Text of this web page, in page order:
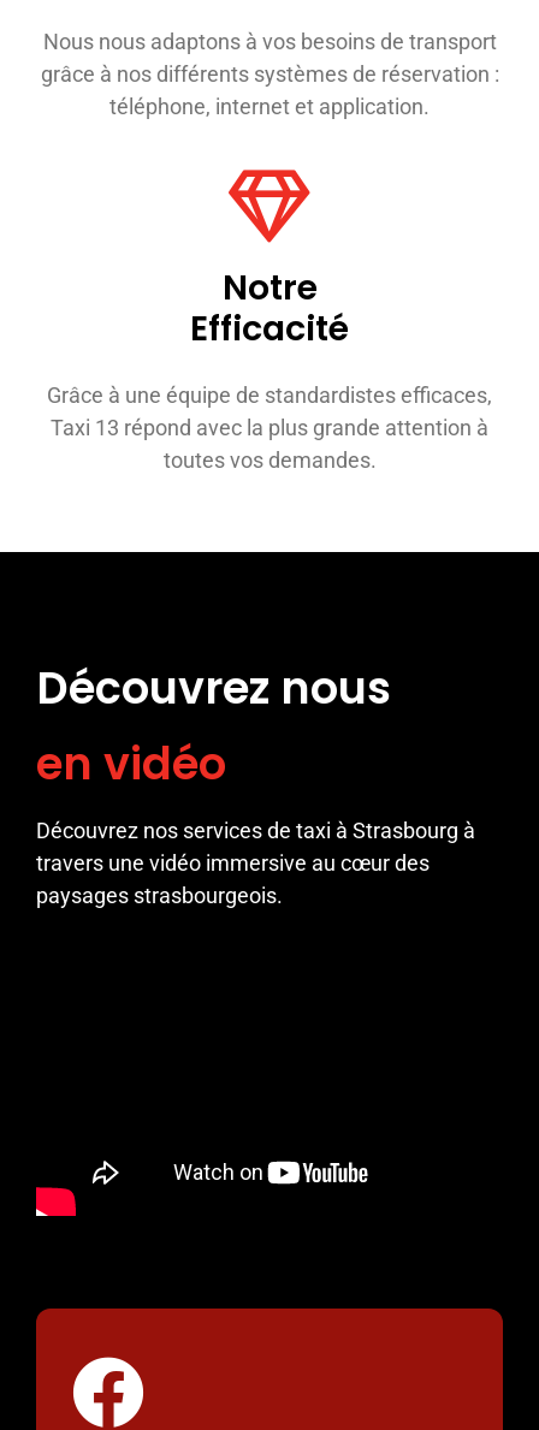
Nous nous adaptons à vos besoins de transport
grâce à nos différents systèmes de réservation :
téléphone, internet et application.
Notre
Efficacité
Grâce à une équipe de standardistes efficaces,
Taxi 13 répond avec la plus grande attention à
toutes vos demandes.
Découvrez nous
en vidéo
Découvrez nos services de taxi à Strasbourg à
travers une vidéo immersive au cœur des
paysages strasbourgeois.